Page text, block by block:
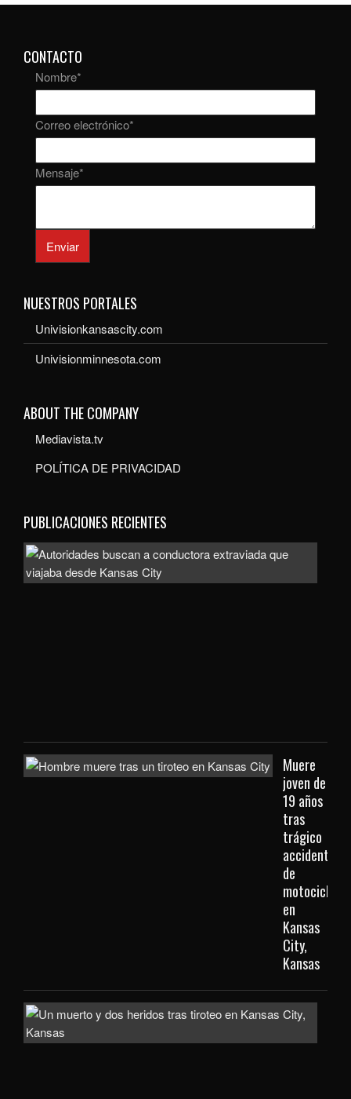
CONTACTO
Nombre*
Correo electrónico*
Mensaje*
Enviar
NUESTROS PORTALES
Univisionkansascity.com
Univisionminnesota.com
ABOUT THE COMPANY
Mediavista.tv
POLÍTICA DE PRIVACIDAD
PUBLICACIONES RECIENTES
Muere
joven de
19 años
tras
trágico
accidente
de
motocicleta
en
Kansas
City,
Kansas